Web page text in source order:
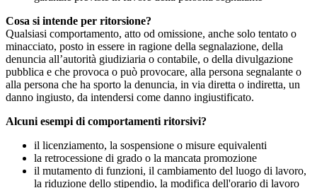
Cosa si intende per ritorsione?
Qualsiasi comportamento, atto od omissione, anche solo tentato o
minacciato, posto in essere in ragione della segnalazione, della
denuncia all’autorità giudiziaria o contabile, o della divulgazione
pubblica e che provoca o può provocare, alla persona segnalante o
alla persona che ha sporto la denuncia, in via diretta o indiretta, un
danno ingiusto, da intendersi come danno ingiustificato.
Alcuni esempi di comportamenti ritorsivi?
il licenziamento, la sospensione o misure equivalenti
la retrocessione di grado o la mancata promozione
il mutamento di funzioni, il cambiamento del luogo di lavoro,
la riduzione dello stipendio, la modifica dell'orario di lavoro